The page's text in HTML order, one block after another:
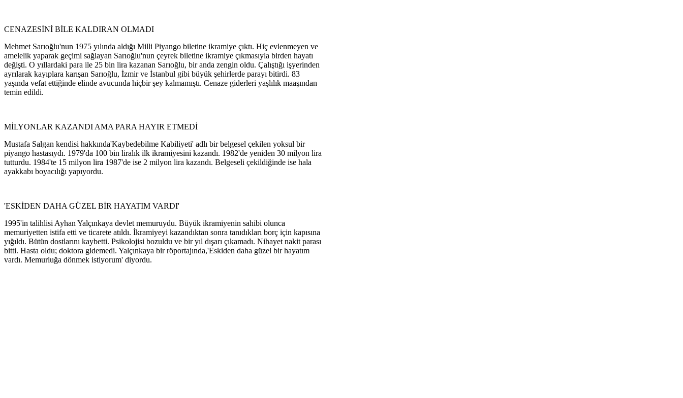
CENAZESİNİ BİLE KALDIRAN OLMADI
Mehmet Sarıoğlu'nun 1975 yılında aldığı Milli Piyango biletine ikramiye çıktı. Hiç evlenmeyen ve
amelelik yaparak geçimi sağlayan Sarıoğlu'nun çeyrek biletine ikramiye çıkmasıyla birden hayatı
değişti. O yıllardaki para ile 25 bin lira kazanan Sarıoğlu, bir anda zengin oldu. Çalıştığı işyerinden
ayrılarak kayıplara karışan Sarıoğlu, İzmir ve İstanbul gibi büyük şehirlerde parayı bitirdi. 83
yaşında vefat ettiğinde elinde avucunda hiçbir şey kalmamıştı. Cenaze giderleri yaşlılık maaşından
temin edildi.
MİLYONLAR KAZANDI AMA PARA HAYIR ETMEDİ
Mustafa Salgan kendisi hakkında'Kaybedebilme Kabiliyeti' adlı bir belgesel çekilen yoksul bir
piyango hastasıydı. 1979'da 100 bin liralık ilk ikramiyesini kazandı. 1982'de yeniden 30 milyon lira
tutturdu. 1984'te 15 milyon lira 1987'de ise 2 milyon lira kazandı. Belgeseli çekildiğinde ise hala
ayakkabı boyacılığı yapıyordu.
'ESKİDEN DAHA GÜZEL BİR HAYATIM VARDI'
1995'in talihlisi Ayhan Yalçınkaya devlet memuruydu. Büyük ikramiyenin sahibi olunca
memuriyetten istifa etti ve ticarete atıldı. İkramiyeyi kazandıktan sonra tanıdıkları borç için kapısına
yığıldı. Bütün dostlarını kaybetti. Psikolojisi bozuldu ve bir yıl dışarı çıkamadı. Nihayet nakit parası
bitti. Hasta oldu; doktora gidemedi. Yalçınkaya bir röportajında,'Eskiden daha güzel bir hayatım
vardı. Memurluğa dönmek istiyorum' diyordu.